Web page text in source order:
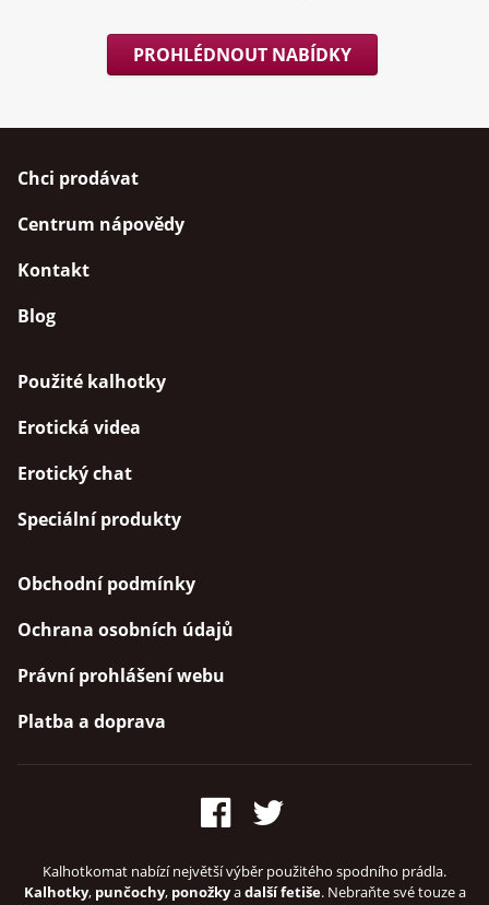
PROHLÉDNOUT NABÍDKY
Chci prodávat
Centrum nápovědy
Kontakt
Blog
Použité kalhotky
Erotická videa
Erotický chat
Speciální produkty
Obchodní podmínky
Ochrana osobních údajů
Právní prohlášení webu
Platba a doprava
Kalhotkomat nabízí největší výběr použitého spodního prádla.
Kalhotky, punčochy, ponožkyadalší fetiše. Nebraňte své touze a